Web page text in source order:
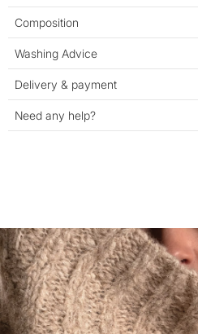
Composition
Washing Advice
Delivery & payment
Need any help?